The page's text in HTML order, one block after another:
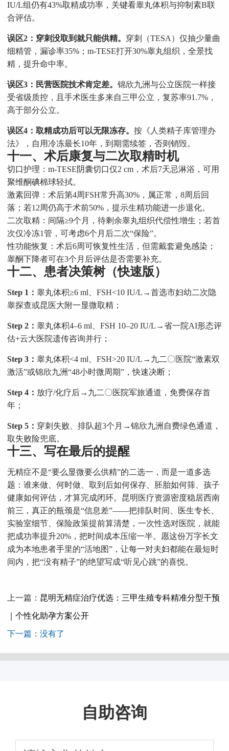
IU/L组仍有43%取精成功率，关键看睾丸体积与抑制素B联
合评估。
误区2：穿刺没取到就只能供精。 穿刺（TESA）仅抽少量曲
细精管，漏诊率35%；m-TESE打开30%睾丸组织，全景找
精，提升命中率。
误区3：民营医院技术肯定差。 锦欣九洲与公立医院一样接
受省级质控，且手术医生多来自三甲公立，复苏率91.7%，
高于部分公立。
误区4：取精成功后可以无限冻存。 按《人类精子库管理办
法》，自用冷冻最长10年，到期需续签，否则销毁。
十一、术后康复与二次取精时机
切口护理：m-TESE阴囊切口仅2 cm，术后7天忌淋浴，可用
聚维酮碘棉球轻拭。
激素回弹：术后第4周FSH常升高30%，属正常，8周后回
落；若12周仍高于术前50%，提示生精功能进一步退化。
二次取精：间隔≥9个月，待剩余睾丸组织代偿性增生；若首
次仅冷冻1管，可考虑6个月后二次“保险”。
性功能恢复：术后6周可恢复性生活，但需戴套避免感染；
睾酮下降者可在3个月后评估是否需要补充。
十二、患者决策树（快速版）
Step 1： 睾丸体积≥6 ml、FSH<10 IU/L→首选市妇幼二次隐
睾探查或昆医大附一显微取精；
Step 2： 睾丸体积4–6 ml、FSH 10–20 IU/L→省一院AI形态评
估+云大医院遗传咨询并行；
Step 3： 睾丸体积<4 ml、FSH>20 IU/L→九二〇医院“激素双
激活”或锦欣九洲“48小时微周期”，快速决断；
Step 4： 放疗/化疗后→九二〇医院军旅通道，免费保存首
年；
Step 5： 穿刺失败、排队超3个月→锦欣九洲自费绿色通道，
取失败险兜底。
十三、写在最后的提醒
无精症不是“要么显微要么供精”的二选一，而是一道多选
题：谁来做、何时做、取到后如何保存、胚胎如何筛、孩子
健康如何评估，才算完成闭环。昆明医疗资源密度稳居西南
前三，真正的瓶颈是“信息差”——把排队时间、医生专长、
实验室细节、保险政策提前算清楚，一次性选对医院，就能
把成功率提升20%，把时间成本压缩一半。愿这份万字长文
成为本地患者手里的“活地图”，让每一对夫妇都能在最短时
间内，把“没有精子”的绝望写成“听见心跳”的喜悦。
上一篇： 昆明无精症治疗优选：三甲生殖专科精准分型干预
｜个性化助孕方案公开
下一篇：没有了
自助咨询